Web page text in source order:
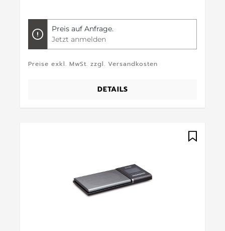
Preis auf Anfrage.
Jetzt anmelden
Preise exkl. MwSt. zzgl. Versandkosten
DETAILS